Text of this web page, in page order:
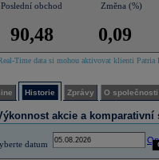
Poslední obchod Změna (%)
90,48 0,09
Time data si mohou aktivovat klienti
Historie Zprávy O společnosti
akcie a komparativní
datum